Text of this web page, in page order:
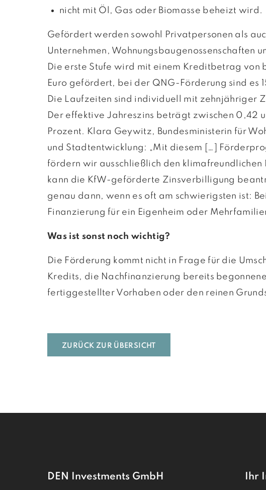
nicht mit Öl, Gas oder Biomasse beheizt wird.
Gefördert werden sowohl Privatpersonen als
Unternehmen, Wohnungsbaugenossenschaften
Die erste Stufe wird mit einem Kreditbetrag von
Euro gefördert, bei der QNG-Förderung sind es
Die Laufzeiten sind individuell mit zehnjähriger
Der effektive Jahreszins beträgt zwischen 0,42
Prozent. Klara Geywitz, Bundesministerin für
und Stadtentwicklung: „Mit diesem […]
fördern wir ausschließlich den klimafreundlichen
kann die KfW-geförderte Zinsverbilligung
genau dann, wenn es oft am schwierigsten ist:
Finanzierung für ein Eigenheim oder
Was ist sonst noch wichtig?
Die Förderung kommt nicht in Frage für die
Kredits, die Nachfinanzierung bereits
fertiggestellter Vorhaben oder den reinen
ZURÜCK ZUR ÜBERSICHT
DEN Investments GmbH Ihr